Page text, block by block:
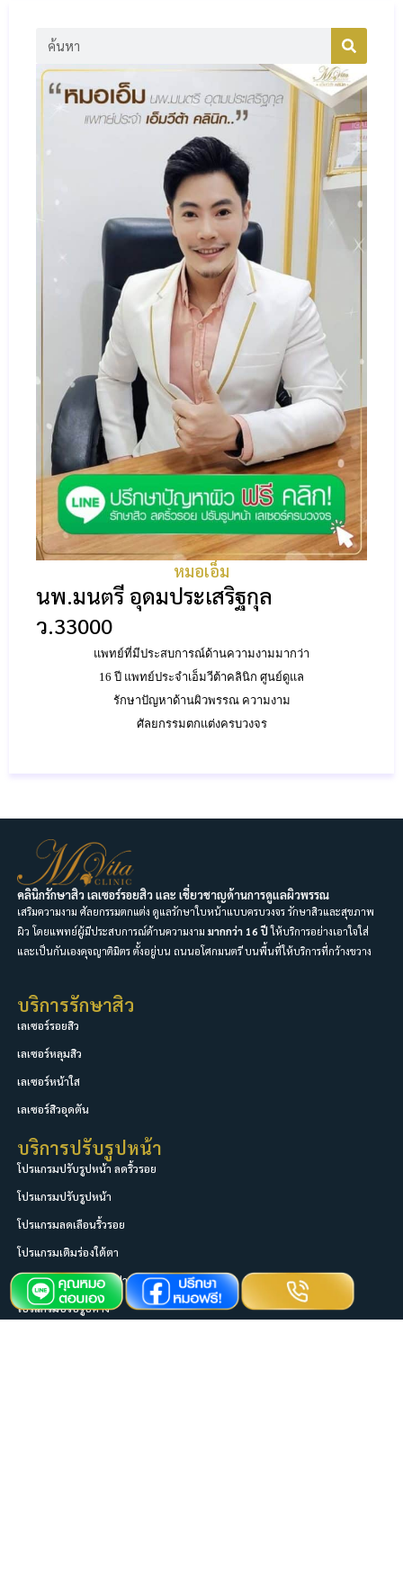
หมอเอ็ม
นพ.มนตรี อุดมประเสริฐกุล
ว.33000
แพทย์ที่มีประสบการณ์ด้านความงามมากว่า
16 ปี แพทย์ประจำเอ็มวีต้าคลินิก ศูนย์ดูแล
รักษาปัญหาด้านผิวพรรณ ความงาม
ศัลยกรรมตกแต่งครบวงจร
คลินิกรักษาสิว เลเซอร์รอยสิว และ เชี่ยวชาญด้านการดูแลผิวพรรณ
เสริมความงาม ศัลยกรรมตกแต่ง ดูแลรักษาใบหน้าแบบครบวงจร รักษาสิวและสุขภาพ
ผิว โดยแพทย์ผู้มีประสบการณ์ด้านความงาม มากกว่า 16 ปีให้บริการอย่างเอาใจใส่
และเป็นกันเองดุจญาติมิตร ตั้งอยู่บน ถนนอโศกมนตรี บนพื้นที่ให้บริการที่กว้างขวาง
บริการรักษาสิว
เลเซอร์รอยสิว
เลเซอร์หลุมสิว
เลเซอร์หน้าใส
เลเซอร์สิวอุดตัน
บริการปรับรูปหน้า
โปรแกรมปรับรูปหน้า ลดริ้วรอย
โปรแกรมปรับรูปหน้า
โปรแกรมลดเลือนริ้วรอย
โปรแกรมเติมร่องใต้ตา
โปรแกรมเติมเต็มริมฝีปาก
โปรแกรมปรับรูปคาง